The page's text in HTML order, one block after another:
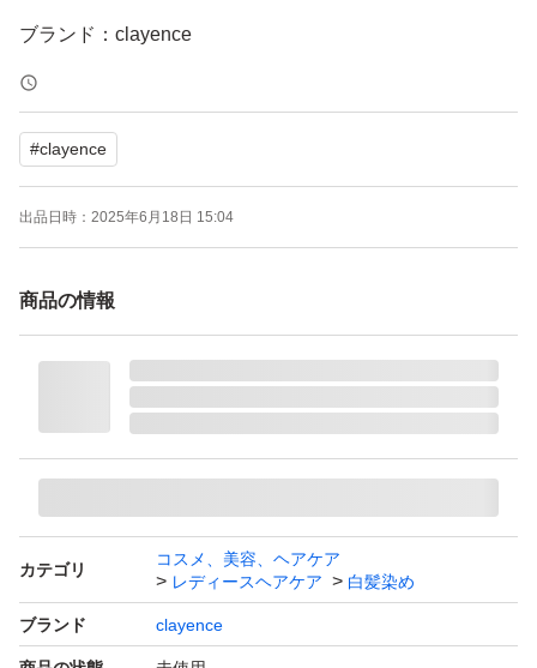
ブランド：clayence
#clayence
出品日時： 2025年6月18日 15:04
商品の情報
カテゴリ
コスメ、美容、ヘアケア
レディースヘアケア
白髪染め
ブランド clayence